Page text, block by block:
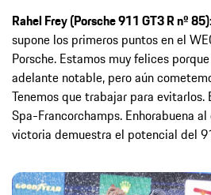
Rahel Frey (Porsche 911 GT3 R nº 85):
supone los primeros puntos en el
Porsche. Estamos muy felices
adelante notable, pero aún
Tenemos que trabajar para evitarlos.
Spa-Francorchamps. Enhorabuena
victoria demuestra el potencial del